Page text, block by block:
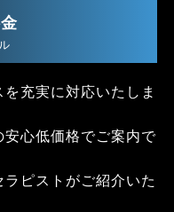
充実に対応いたしま
心低価格でご案内で
ピストがご紹介いた